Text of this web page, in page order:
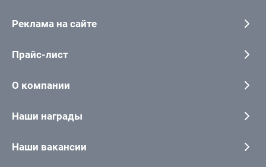
Реклама на сайте
Прайс-лист
О компании
Наши награды
Наши вакансии